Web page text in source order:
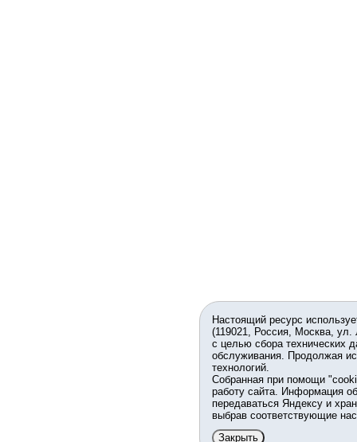
Настоящий ресурс
(119021, Россия, Москва,
с целью сбора технических
обслуживания. Продолжая
технологий.
Собранная при помощи
работу сайта. Информация
передаваться Яндексу и
выбрав соответствующие
Закрыть